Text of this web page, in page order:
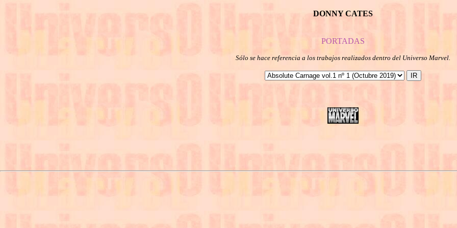
DONNY CATES
PORTADAS
Sólo se hace referencia a los trabajos realizados dentro del Universo Marvel.